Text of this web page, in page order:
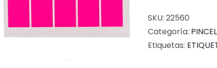
SKU: 22560
Categoría:
Etiquetas: